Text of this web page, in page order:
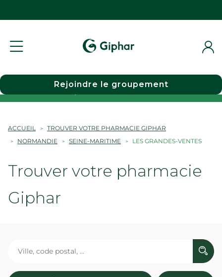
Choisir une pharmacie
Rejoindre le groupement
ACCUEIL
TROUVER VOTRE PHARMACIE GIPHAR
NORMANDIE
SEINE-MARITIME LES GRANDES-VENTES
Trouver votre pharmacie
Giphar